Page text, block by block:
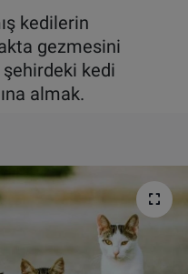
kedilerin
gezmesini
şehirdeki kedi
almak.